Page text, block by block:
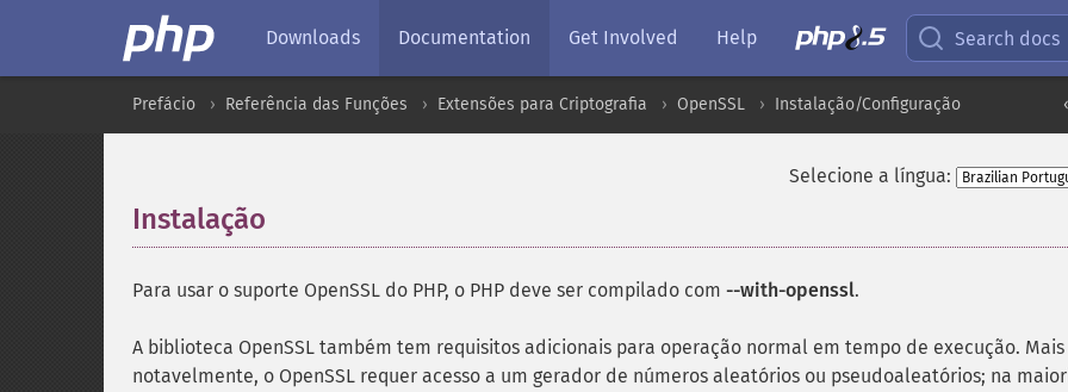
Downloads Documentation Get Involved Help Search docs
Prefácio Referência das Funções Extensões para Criptografia OpenSSL Instalação/Configuração
Selecione a língua:
Instalação
Para usar o suporte OpenSSL do PHP, o PHP deve ser compilado com --with-openssl.
A biblioteca OpenSSL também tem requisitos adicionais para operação normal em tempo de execução. Mais
notavelmente, o OpenSSL requer acesso a um gerador de números aleatórios ou pseudoaleatórios; na